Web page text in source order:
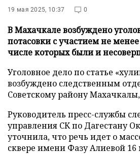
19 мая 2025, 10:37 0
В Махачкале возбуждено
потасовки с участием не
числе которых были и
Уголовное дело по статье
возбуждено следственным
Советскому району
Руководитель пресс-службы
управления СК по Дагестану
уточнила, что речь идет о
сквере имени Фазу Алиевой 16